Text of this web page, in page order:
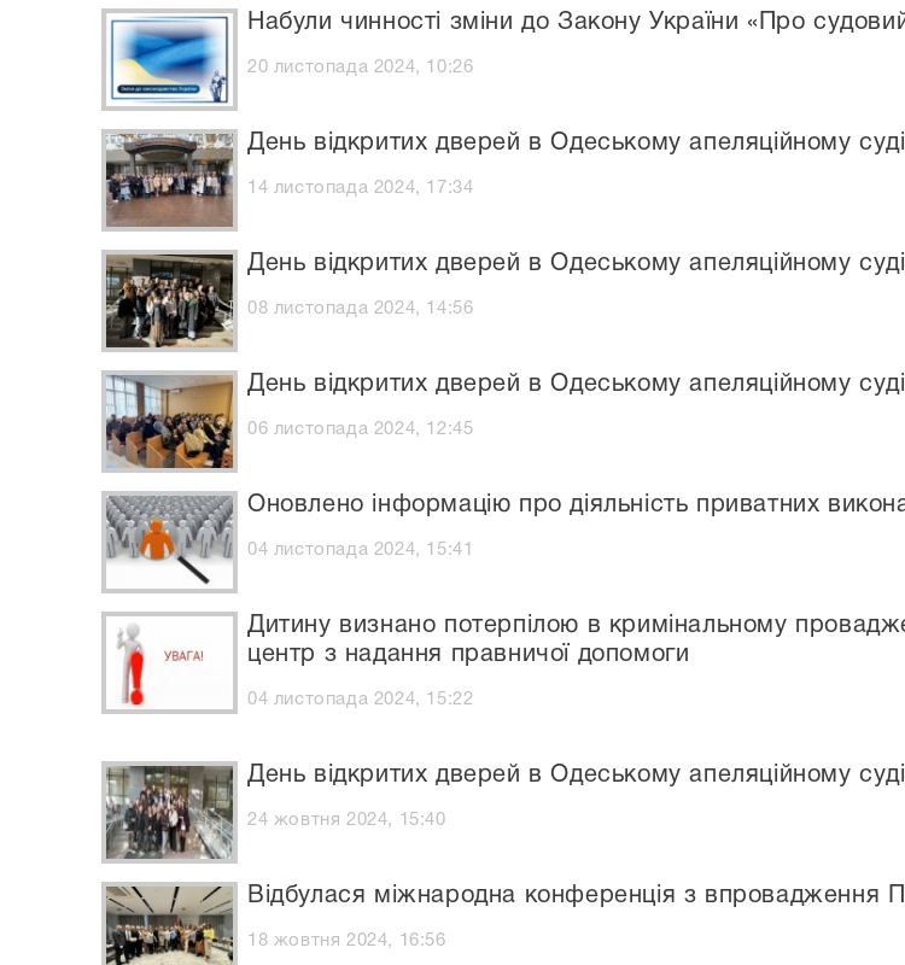
Набули чинності зміни до Закону України «Про
20 листопада 2024, 10:26
День відкритих дверей в Одеському апеляційному суді
14 листопада 2024, 17:34
День відкритих дверей в Одеському апеляційному суді
08 листопада 2024, 14:56
День відкритих дверей в Одеському апеляційному суді
06 листопада 2024, 12:45
Оновлено інформацію про діяльність приватних
04 листопада 2024, 15:41
Дитину визнано потерпілою в кримінальному
центр з надання правничої допомоги
04 листопада 2024, 15:22
День відкритих дверей в Одеському апеляційному суді
24 жовтня 2024, 15:40
Відбулася міжнародна конференція з впровадження
18 жовтня 2024, 16:56